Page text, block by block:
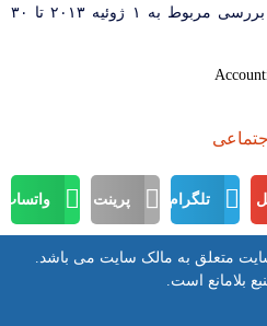
اطلاعات جمع اوری شده در این بررسی مربوط به ۱ ژوئیه ۲۰۱۳ تا ۳۰
تلگرام پرینت واتساپ
متعلق به مالک سایت می باشد.
بلامانع است.